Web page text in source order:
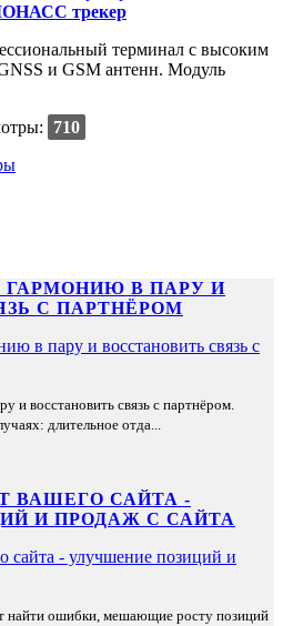
трекер
терминал с высоким
и GSM антенн. Модуль
710
В ПАРУ И
С ПАРТНЁРОМ
и восстановить связь с партнёром.
длительное отда...
ВАШЕГО САЙТА -
И ПРОДАЖ С САЙТА
найти ошибки, мешающие росту позиций